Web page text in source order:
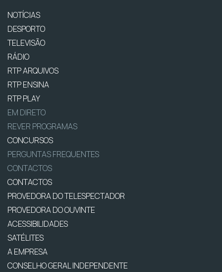
NOTÍCIAS
DESPORTO
TELEVISÃO
RÁDIO
RTP ARQUIVOS
RTP ENSINA
RTP PLAY
EM DIRETO
REVER PROGRAMAS
CONCURSOS
PERGUNTAS FREQUENTES
CONTACTOS
CONTACTOS
PROVEDORA DO TELESPECTADOR
PROVEDORA DO OUVINTE
ACESSIBILIDADES
SATÉLITES
A EMPRESA
CONSELHO GERAL INDEPENDENTE